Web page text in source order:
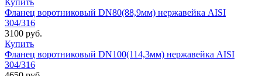
Фланец воротниковый DN80(88,9мм) нержавейка AISI
304/316
3100 руб.
Купить
Фланец воротниковый DN100(114,3мм) нержавейка AISI
304/316